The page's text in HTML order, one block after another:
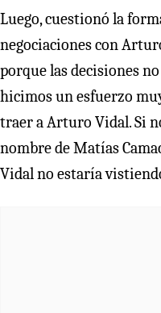
Luego, cuestionó la
negociaciones con
porque las decisiones
hicimos un esfuerzo
traer a Arturo Vidal. Si
nombre de Matías
Vidal no estaría